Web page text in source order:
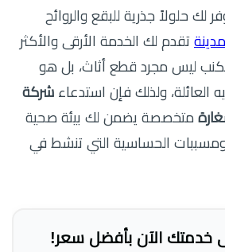
لك حلولاً جذرية للبقع والروائح
تقدم لك الخدمة الأرقى والأكثر
ليس مجرد قطع أثاث، بل هو
العائلة، ولذلك فإن استدعاء شركة
متخصصة يضمن لك بيئة صحية
ومسببات الحساسية التي تنشط في
خدمتك الآن بأفضل سعر!